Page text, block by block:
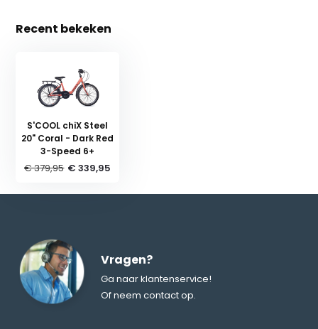
Recent bekeken
S'COOL chiX Steel
20" Coral - Dark Red
3-Speed 6+
€ 379,95 € 339,95
Vragen?
Ga naar klantenservice!
Of neem contact op.